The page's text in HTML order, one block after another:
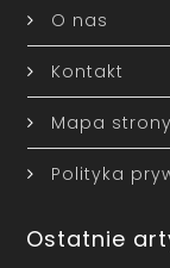
O nas
Kontakt
Mapa strony
Polityka
Ostatnie